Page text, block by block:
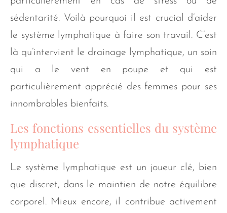
sédentarité. Voilà pourquoi il est crucial d’aider
le système lymphatique à faire son travail. C’est
là qu’intervient le drainage lymphatique, un soin
qui a le vent en poupe et qui est
particulièrement apprécié des femmes pour ses
innombrables bienfaits.
Les fonctions essentielles du système
lymphatique
Le système lymphatique est un joueur clé, bien
que discret, dans le maintien de notre équilibre
corporel. Mieux encore, il contribue activement